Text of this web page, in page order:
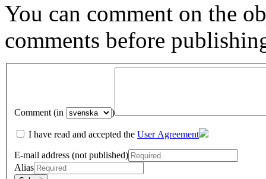
You can comment on the
comments before
Comment (in )
I have read and accepted the User Agreement
E-mail address (not published)
Alias